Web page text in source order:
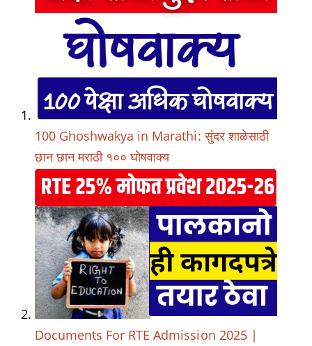
100 Ghoshwakya in Marathi: सुंदर शाळेसाठी
छान छान मराठी १०० घोषवाक्य
Documents For RTE Admission 2025 |